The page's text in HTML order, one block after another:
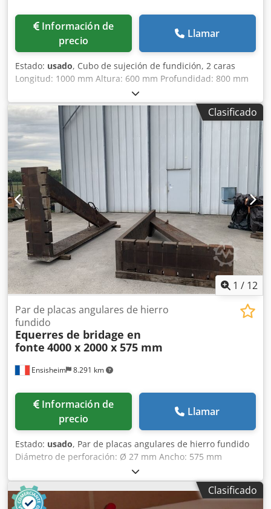
Información de
precio
Llamar
Estado: usado, Cubo de sujeción de fundición, 2 caras
Longitud: 1000 mm Altura: 600 mm Profundidad: 800 mm
Dodpjzmw S Iofx Aa Eeck Dimensiones de ranuras en T: 38
x 22 mm Peso: aprox. 600 kg
Clasificado
1 / 12
Ensisheim 8.291 km
Par de placas angulares de hierro
fundido
Equerres de bridage en
fonte 4000 x 2000 x 575 mm
Información de
precio
Llamar
Estado: usado, Par de placas angulares de hierro fundido
Diámetro de perforación: Ø 27 mm Ancho: 575 mm
Profundidad: 2000 mm Altura total: 4000 mm Dodpszmw
Najfx Aa Eock Peso unitario: aprox. 6 toneladas
Clasificado